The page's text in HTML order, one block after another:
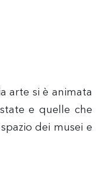
arte si è animata
e quelle che
dei musei e